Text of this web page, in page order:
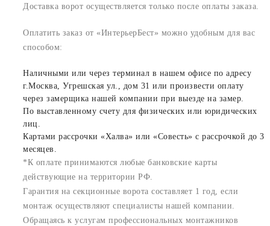
Доставка ворот осуществляется только после оплаты заказа.
Оплатить заказ от «ИнтерьерБест» можно удобным для вас
способом:
Наличными или через терминал в нашем офисе по адресу
г.Москва, Угрешская ул., дом 31 или произвести оплату
через замерщика нашей компании при выезде на замер.
По выставленному счету для физических или юридических
лиц.
Картами рассрочки «Халва» или «Совесть» с рассрочкой до 3
месяцев.
*К оплате принимаются любые банковские карты
действующие на территории РФ.
Гарантия на секционные ворота составляет 1 год, если
монтаж осуществляют специалисты нашей компании.
Обращаясь к услугам профессиональных монтажников